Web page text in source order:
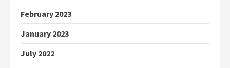
February 2023
January 2023
July 2022